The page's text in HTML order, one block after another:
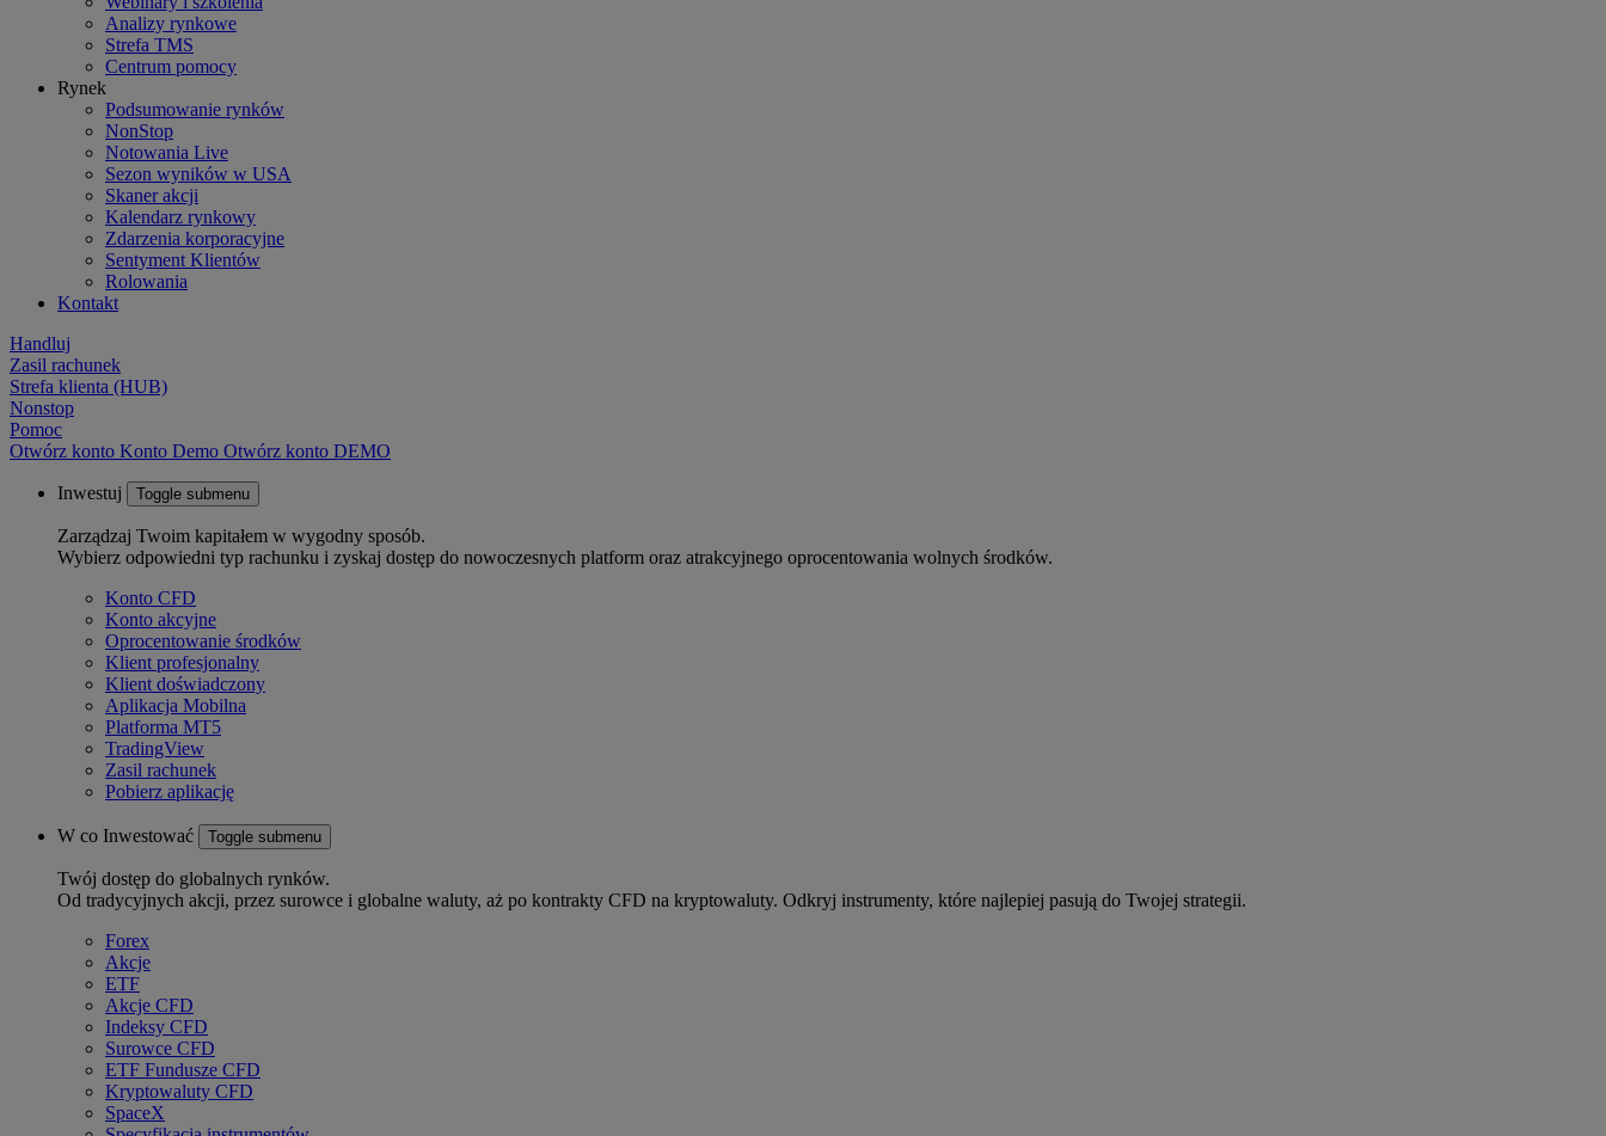
Analizy rynkowe
Strefa TMS
Centrum pomocy
Rynek
Podsumowanie rynków
NonStop
Notowania Live
Sezon wyników w USA
Skaner akcji
Kalendarz rynkowy
Zdarzenia korporacyjne
Sentyment Klientów
Rolowania
Kontakt
Handluj
Zasil rachunek
Strefa klienta (HUB)
Nonstop
Pomoc
Otwórz konto Konto Demo Otwórz konto DEMO
Inwestuj Toggle submenu
Zarządzaj Twoim kapitałem w wygodny sposób.
Wybierz odpowiedni typ rachunku i zyskaj dostęp do nowoczesnych platform oraz atrakcyjnego oprocentowania wolnych środków.
Konto CFD
Konto akcyjne
Oprocentowanie środków
Klient profesjonalny
Klient doświadczony
Aplikacja Mobilna
Platforma MT5
TradingView
Zasil rachunek
Pobierz aplikację
W co Inwestować Toggle submenu
Twój dostęp do globalnych rynków.
Od tradycyjnych akcji, przez surowce i globalne waluty, aż po kontrakty CFD na kryptowaluty. Odkryj instrumenty, które najlepiej pasują do Twojej strategii.
Forex
Akcje
ETF
Akcje CFD
Indeksy CFD
Surowce CFD
ETF Fundusze CFD
Kryptowaluty CFD
SpaceX